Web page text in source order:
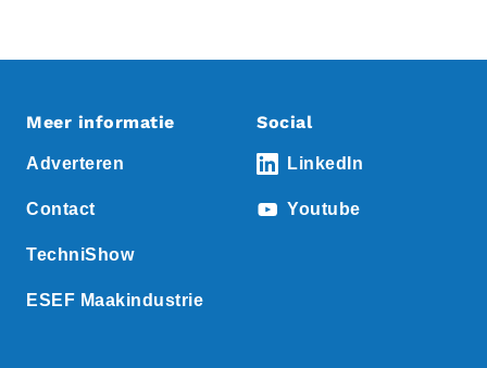
Meer informatie
Adverteren
Contact
TechniShow
ESEF Maakindustrie
Social
LinkedIn
Youtube